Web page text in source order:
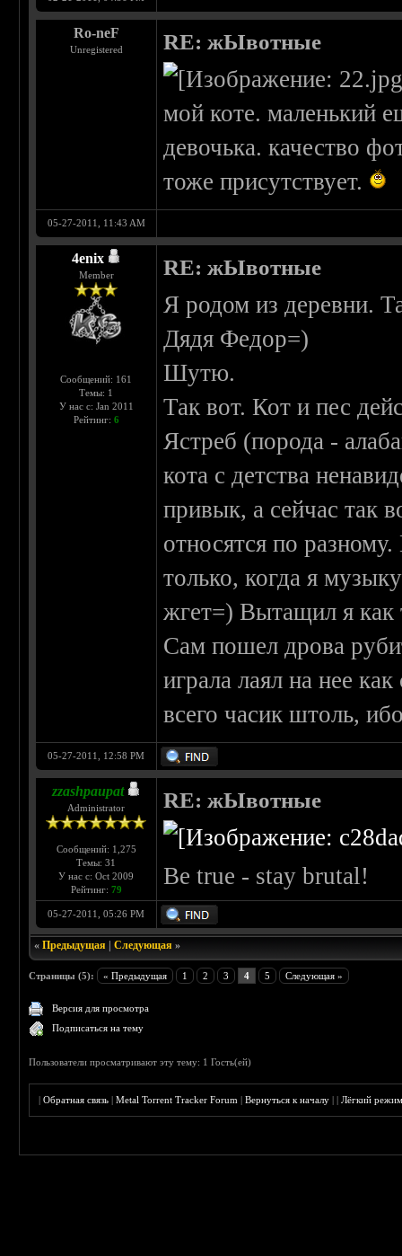
Ro-neF
Unregistered RE: жЫвотные
мой коте. маленький
девочька. качество
тоже присутствует.
05-27-2011, 11:43 AM
4enix
Member
Сообщений: 161
Темы: 1
У нас с: Jan 2011
Рейтинг: 6
RE: жЫвотные
Я родом из деревни.
Дядя Федор=)
Шутю.
Так вот. Кот и пес
Ястреб (порода -
кота с детства
привык, а сейчас так
относятся по
только, когда я
жгет=) Вытащил я как
Сам пошел дрова
играла лаял на нее
всего часик штоль,
05-27-2011, 12:58 PM
zzashpaupat
Administrator
Сообщений: 1,275
Темы: 31
У нас с: Oct 2009
Рейтинг: 79
RE: жЫвотные
Be true - stay brutal!
05-27-2011, 05:26 PM
«Предыдущая |Следующая »
Страницы (5): « Предыдущая 1 2 3 4 5 Следующая »
Версия для просмотра
Подписаться на тему
Пользователи просматривают эту тему: 1 Гость(ей)
|Обратная связь |Metal Torrent Tracker Forum |Вернуться к началу ||Лёгкий